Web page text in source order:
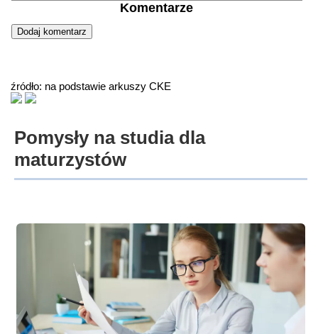
Komentarze
źródło: na podstawie arkuszy CKE
Pomysły na studia dla
maturzystów